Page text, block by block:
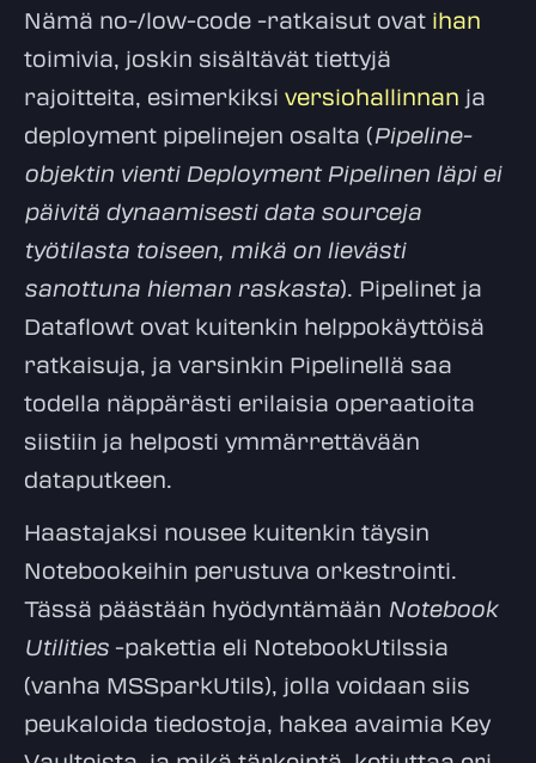
Nämä no-/low-code -ratkaisut ovat ihan
toimivia, joskin sisältävät tiettyjä
rajoitteita, esimerkiksi versiohallinnan ja
deployment pipelinejen osalta (Pipeline-
objektin vienti Deployment Pipelinen läpi ei
päivitä dynaamisesti data sourceja
työtilasta toiseen, mikä on lievästi
sanottuna hieman raskasta). Pipelinet ja
Dataflowt ovat kuitenkin helppokäyttöisä
ratkaisuja, ja varsinkin Pipelinellä saa
todella näppärästi erilaisia operaatioita
siistiin ja helposti ymmärrettävään
dataputkeen.
Haastajaksi nousee kuitenkin täysin
Notebookeihin perustuva orkestrointi.
Tässä päästään hyödyntämään Notebook
Utilities -pakettia eli NotebookUtilssia
(vanha MSSparkUtils), jolla voidaan siis
peukaloida tiedostoja, hakea avaimia Key